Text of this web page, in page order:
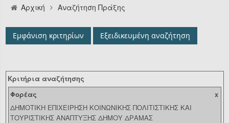
Αναζήτηση
Οργανόγραμμα
Επικοινωνία/Υποστήριξη
Είσοδος
Αρχική Αναζήτηση Πράξης
Εμφάνιση κριτηρίων Εξειδικευμένη αναζήτηση
Κριτήρια αναζήτησης
x
Φορέας
ΔΗΜΟΤΙΚΗ ΕΠΙΧΕΙΡΗΣΗ ΚΟΙΝΩΝΙΚΗΣ ΠΟΛΙΤΙΣΤΙΚΗΣ ΚΑΙ
ΤΟΥΡΙΣΤΙΚΗΣ ΑΝΑΠΤΥΞΗΣ ΔΗΜΟΥ ΔΡΑΜΑΣ